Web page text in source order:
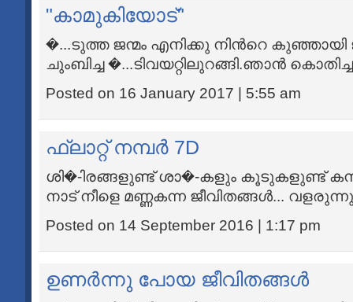
"കാമുകിയോട്"
�...ടുത്ത ജന്മം എനിക്കു നിന്‍റെ
ചുംബിച്ച �...ടിവയറ്റിലുറങ്ങി.ഞാന്‍
Posted on 16 January 2017 | 5:55 am
ഫ്ലാറ്റ് നമ്പര്‍ 7D
ശി�-ിരങ്ങളുണ്ട് ശാ�-കളും കൂടുകളുണ്ട്
നാട് നീളെ മണ്ണകന്ന ജീവിതങ്ങള്‍...
Posted on 14 September 2016 | 1:17 pm
ഉണര്‍ന്നു പോയ ജീവിതങ്ങള്‍